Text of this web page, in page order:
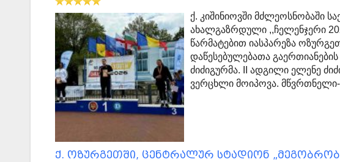
ქ. კიშინიოვში მძლეოსნობაში
ახალგაზრდული ,,ჩელენჯერი
წარმატებით იასპარეზა
დაწესებულებათა
ძიძიგურმა. II ადგილი ელენე
ვერცხლი მოიპოვა. მწვრთნელი-
ქ. ოზურგეთში, ცენტრალურ სტადიონ